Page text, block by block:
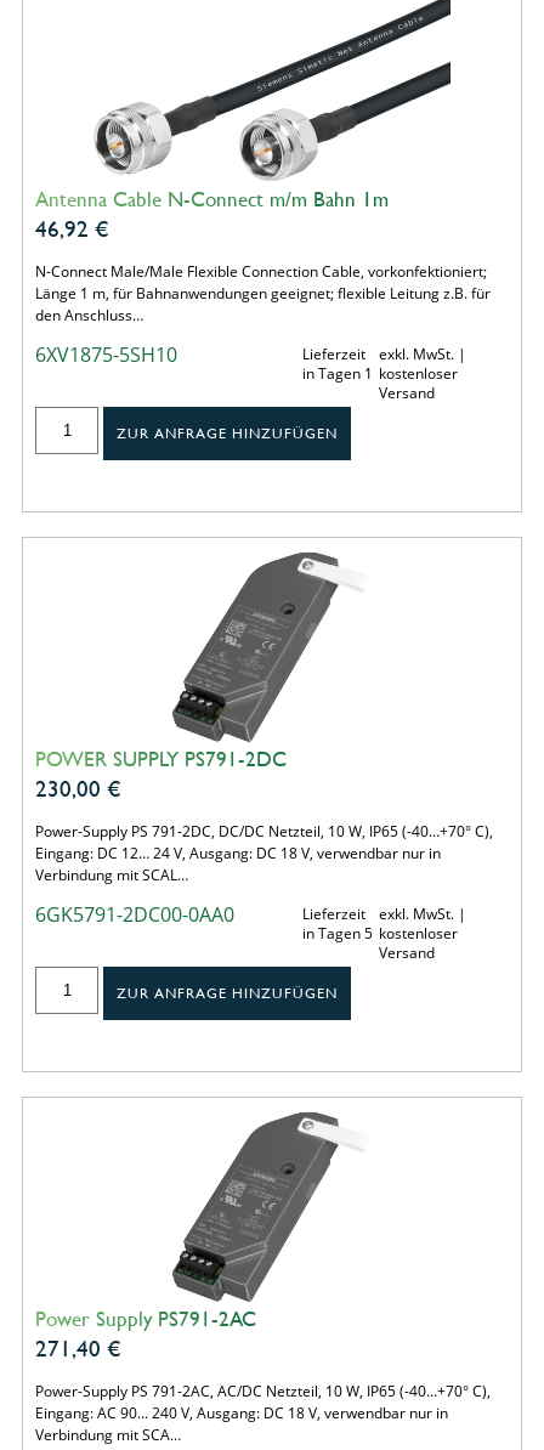
Antenna Cable N-Connect m/m Bahn 1m
46,92 €
N-Connect Male/Male Flexible Connection Cable, vorkonfektioniert;
Länge 1 m, für Bahnanwendungen geeignet; flexible Leitung z.B. für
den Anschluss…
6XV1875-5SH10
Lieferzeit
in Tagen 1
exkl. MwSt. |
kostenloser
Versand
ZUR ANFRAGE HINZUFÜGEN
POWER SUPPLY PS791-2DC
230,00 €
Power-Supply PS 791-2DC, DC/DC Netzteil, 10 W, IP65 (-40…+70° C),
Eingang: DC 12… 24 V, Ausgang: DC 18 V, verwendbar nur in
Verbindung mit SCAL…
6GK5791-2DC00-0AA0
Lieferzeit
in Tagen 5
exkl. MwSt. |
kostenloser
Versand
ZUR ANFRAGE HINZUFÜGEN
Power Supply PS791-2AC
271,40 €
Power-Supply PS 791-2AC, AC/DC Netzteil, 10 W, IP65 (-40…+70° C),
Eingang: AC 90… 240 V, Ausgang: DC 18 V, verwendbar nur in
Verbindung mit SCA…